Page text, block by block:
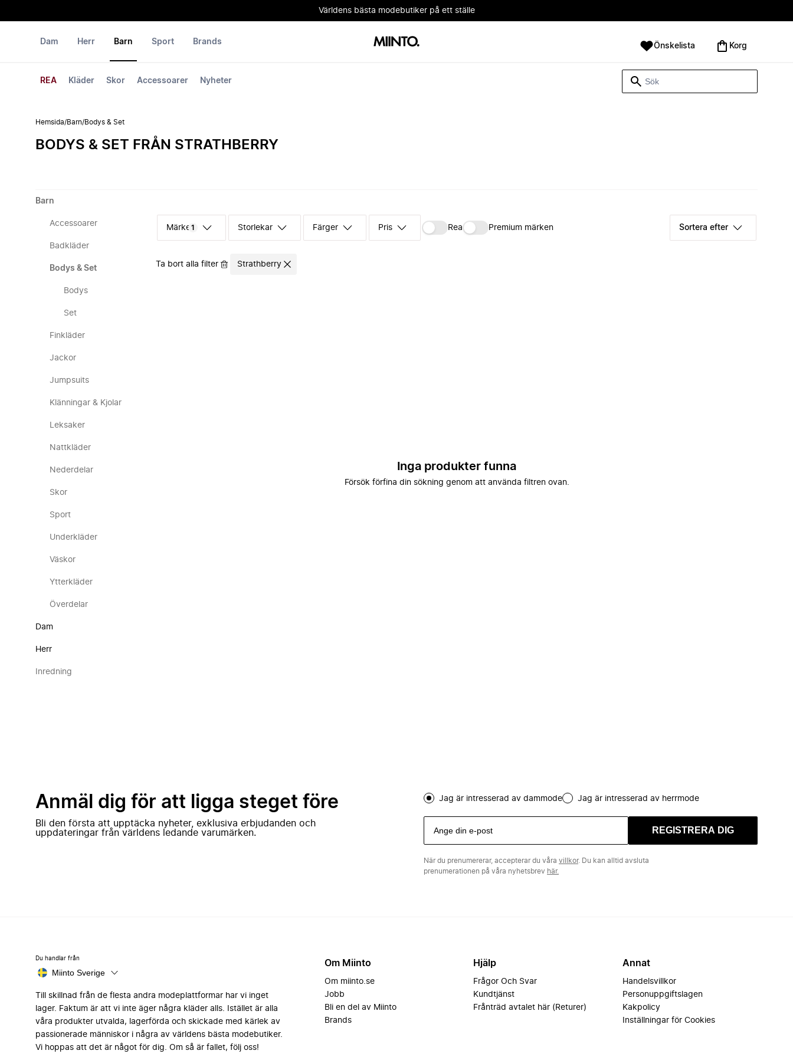
Världens bästa modebutiker på ett ställe
Dam Herr Barn
REA Kläder Skor Accessoarer Nyheter
Sport Brands Önskelista Korg
Hemsida/Barn/Bodys & Set
BODYS & SET FRÅN STRATHBERRY
Barn
Accessoarer
Badkläder
Bodys & Set
Bodys
Set
Finkläder
Jackor
Jumpsuits
Klänningar & Kjolar
Leksaker
Nattkläder
Nederdelar
Skor
Sport
Underkläder
Väskor
Ytterkläder
Överdelar
Dam
Herr
Inredning
Märke 1 Storlekar Färger Pris Rea Premium märken Sortera efter
Ta bort alla filter Strathberry
Inga produkter funna
Försök förfina din sökning genom att använda filtren ovan.
Anmäl dig för att ligga steget före
Bli den första att upptäcka nyheter, exklusiva erbjudanden och
uppdateringar från världens ledande varumärken.
Jag är intresserad av dammode Jag är intresserad av herrmode
REGISTRERA DIG
När du prenumererar, accepterar du våra villkor. Du kan alltid avsluta
prenumerationen på våra nyhetsbrev här.
Du handlar från
Miinto Sverige
Till skillnad från de flesta andra modeplattformar har vi inget
lager. Faktum är att vi inte äger några kläder alls. Istället är alla
våra produkter utvalda, lagerförda och skickade med kärlek av
passionerade människor i några av världens bästa modebutiker.
Vi hoppas att det är något för dig. Om så är fallet, följ oss!
Om Miinto
Om miinto.se
Jobb
Bli en del av Miinto
Brands
Hjälp
Frågor Och Svar
Kundtjänst
Frånträd avtalet här (Returer)
Annat
Handelsvillkor
Personuppgiftslagen
Kakpolicy
Inställningar för Cookies